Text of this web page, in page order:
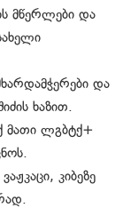
მწერლები და
და
ხაზით.
მათი ლგბტქ+
კიბეზე